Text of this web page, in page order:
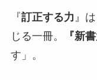
『訂正する力 』
じる一冊。
『新
す」。